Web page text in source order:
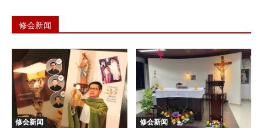
修会新闻
修会新闻 修会新闻